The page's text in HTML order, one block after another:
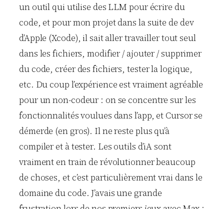
un outil qui utilise des LLM pour écrire du
code, et pour mon projet dans la suite de dev
d’Apple (Xcode), il sait aller travailler tout seul
dans les fichiers, modifier / ajouter / supprimer
du code, créer des fichiers, tester la logique,
etc. Du coup l’expérience est vraiment agréable
pour un non-codeur : on se concentre sur les
fonctionnalités voulues dans l’app, et Cursor se
démerde (en gros). Il ne reste plus qu’à
compiler et à tester. Les outils d’iA sont
vraiment en train de révolutionner beaucoup
de choses, et c’est particulièrement vrai dans le
domaine du code. J’avais une grande